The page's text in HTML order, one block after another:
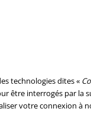
technologies dites «
être interrogés par la
votre connexion à